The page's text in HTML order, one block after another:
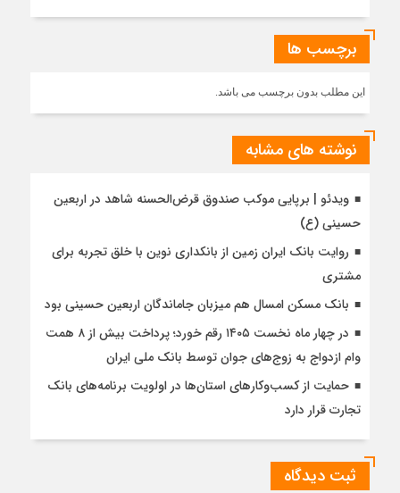
برچسب ها
این مطلب بدون برچسب می باشد.
نوشته های مشابه
ویدئو | برپایی موکب صندوق قرض‌الحسنه شاهد در اربعین
حسینی (ع)
روایت بانک ایران زمین از بانکداری نوین با خلق تجربه برای
مشتری
بانک مسکن امسال هم میزبان جاماندگان اربعین حسینی بود
در چهار ماه نخست ۱۴۰۵ رقم خورد؛ پرداخت بیش از ۸ همت
وام ازدواج به زوج‌های جوان توسط بانک ملی ایران
حمایت از کسب‌وکارهای استان‌ها در اولویت برنامه‌های بانک
تجارت قرار دارد
ثبت دیدگاه